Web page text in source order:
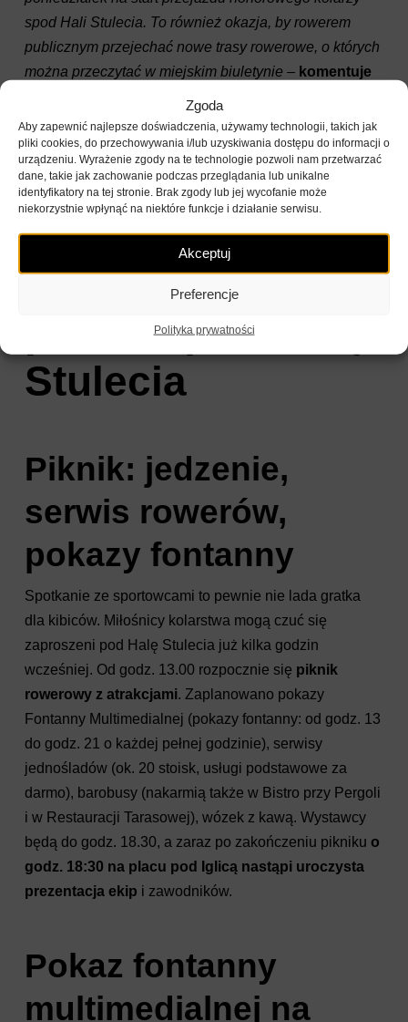
Zgoda
Aby zapewnić najlepsze doświadczenia, używamy technologii, takich jak
pliki cookies, do przechowywania i/lub uzyskiwania dostępu do informacji o
urządzeniu. Wyrażenie zgody na te technologie pozwoli nam przetwarzać
dane, takie jak zachowanie podczas przeglądania lub unikalne
identyfikatory na tej stronie. Brak zgody lub jej wycofanie może
niekorzystnie wpłynąć na niektóre funkcje i działanie serwisu.
Akceptuj
Preferencje
Polityka prywatności
spod Hali Stulecia. To również okazja, by rowerem
publicznym przejechać nowe trasy rowerowe, o których
można przeczytać w miejskim biuletynie – komentuje
Spotkanie z
kolarzami i
atrakcje w czasie
pikniku pod Halą
Stulecia
Piknik: jedzenie,
serwis rowerów,
pokazy fontanny
Spotkanie ze sportowcami to pewnie nie lada gratka
dla kibiców. Miłośnicy kolarstwa mogą czuć się
zaproszeni pod Halę Stulecia już kilka godzin
wcześniej. Od godz. 13.00 rozpocznie się piknik
rowerowy z atrakcjami. Zaplanowano pokazy
Fontanny Multimedialnej (pokazy fontanny: od godz. 13
do godz. 21 o każdej pełnej godzinie), serwisy
jednośladów (ok. 20 stoisk, usługi podstawowe za
darmo), barobusy (nakarmią także w Bistro przy Pergoli
i w Restauracji Tarasowej), wózek z kawą. Wystawcy
będą do godz. 18.30, a zaraz po zakończeniu pikniku o
godz. 18:30 na placu pod Iglicą nastąpi uroczysta
prezentacja ekip i zawodników.
Pokaz fontanny
multimedialnej na